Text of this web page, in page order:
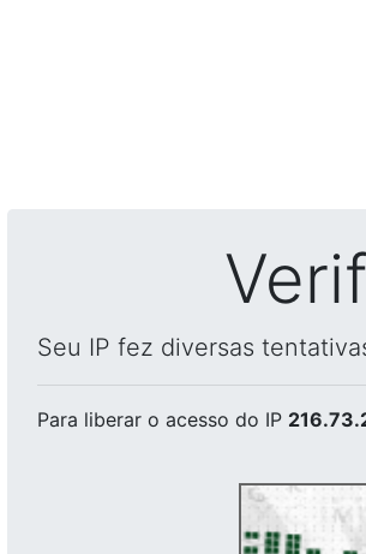
Seu IP fez diversas
Para liberar o acesso do IP